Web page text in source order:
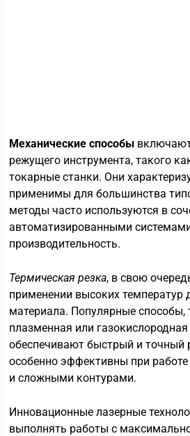
Механические способы
режущего инструмента, такого
токарные станки. Они
применимы для большинства
методы часто используются в
автоматизированными
производительность.
Термическая резка, в свою
применении высоких температур
материала. Популярные способы,
плазменная или
обеспечивают быстрый и точный
особенно эффективны при
и сложными контурами.
Инновационные лазерные
выполнять работы с